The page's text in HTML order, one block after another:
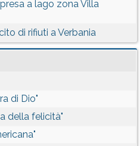
a lago zona Villa
di rifiuti a Verbania
di Dio"
della felicità"